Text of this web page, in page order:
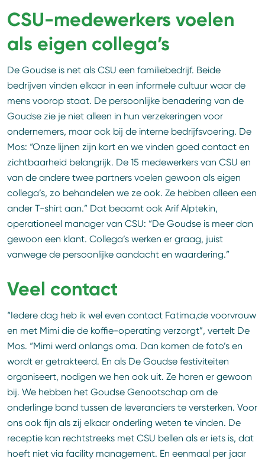
CSU-medewerkers voelen
als eigen collega’s
De Goudse is net als CSU een familiebedrijf. Beide
bedrijven vinden elkaar in een informele cultuur waar de
mens voorop staat. De persoonlijke benadering van de
Goudse zie je niet alleen in hun verzekeringen voor
ondernemers, maar ook bij de interne bedrijfsvoering. De
Mos: “Onze lijnen zijn kort en we vinden goed contact en
zichtbaarheid belangrijk. De 15 medewerkers van CSU en
van de andere twee partners voelen gewoon als eigen
collega’s, zo behandelen we ze ook. Ze hebben alleen een
ander T-shirt aan.” Dat beaamt ook Arif Alptekin,
operationeel manager van CSU: “De Goudse is meer dan
gewoon een klant. Collega’s werken er graag, juist
vanwege de persoonlijke aandacht en waardering.”
Veel contact
“Iedere dag heb ik wel even contact Fatima,de voorvrouw
en met Mimi die de koffie-operating verzorgt”, vertelt De
Mos. “Mimi werd onlangs oma. Dan komen de foto’s en
wordt er getrakteerd. En als De Goudse festiviteiten
organiseert, nodigen we hen ook uit. Ze horen er gewoon
bij. We hebben het Goudse Genootschap om de
onderlinge band tussen de leveranciers te versterken. Voor
ons ook fijn als zij elkaar onderling weten te vinden. De
receptie kan rechtstreeks met CSU bellen als er iets is, dat
hoeft niet via facility management. En eenmaal per jaar